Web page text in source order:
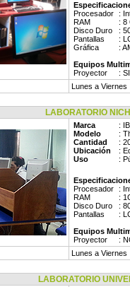
Procesador
:
RAM
: 8
Disco Duro
:
Pantallas
:
Gráfica
:
Equipos
Proyector
: SI
Lunes a Viernes
LABORATORIO
Marca
:
Modelo
:
Cantidad
:
Ubicación
:
Uso
:
Procesador
:
RAM
:
Disco Duro
:
Pantallas
:
Equipos
Proyector
:
Lunes a Viernes
LABORATORIO